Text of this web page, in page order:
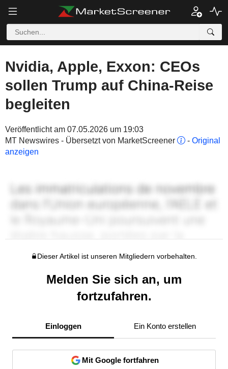
Nvidia, Apple, Exxon: CEOs
sollen Trump auf China-Reise
begleiten
Veröffentlicht am 07.05.2026 um 19:03
MT Newswires - Übersetzt von MarketScreener
- Original
anzeigen
Dieser Artikel ist unseren Mitgliedern vorbehalten.
Melden Sie sich an, um
fortzufahren.
Einloggen Ein Konto erstellen
Mit Google fortfahren